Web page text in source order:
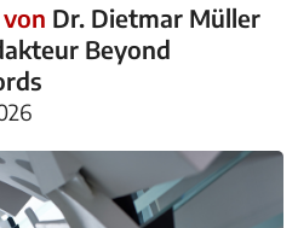
Dr. Dietmar Müller
Beyond